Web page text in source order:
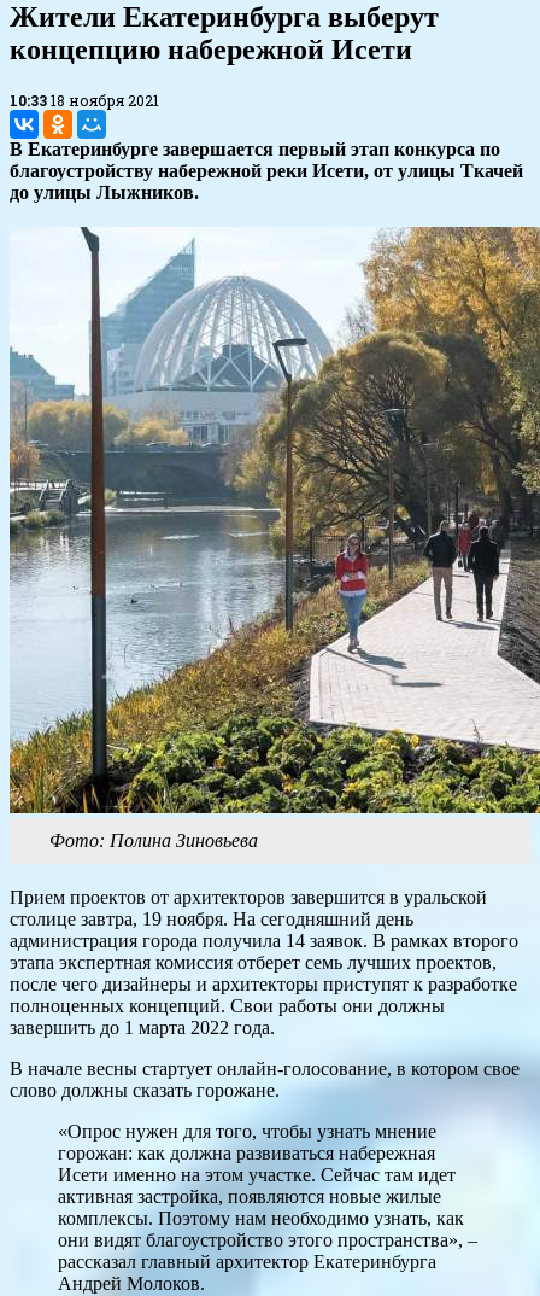
Жители Екатеринбурга выберут
концепцию набережной Исети
10:3318 ноября 2021
В Екатеринбурге завершается первый этап конкурса по
благоустройству набережной реки Исети, от улицы Ткачей
до улицы Лыжников.
Фото: Полина Зиновьева
Прием проектов от архитекторов завершится в уральской
столице завтра, 19 ноября. На сегодняшний день
администрация города получила 14 заявок. В рамках второго
этапа экспертная комиссия отберет семь лучших проектов,
после чего дизайнеры и архитекторы приступят к разработке
полноценных концепций. Свои работы они должны
завершить до 1 марта 2022 года.
В начале весны стартует онлайн-голосование, в котором свое
слово должны сказать горожане.
«Опрос нужен для того, чтобы узнать мнение
горожан: как должна развиваться набережная
Исети именно на этом участке. Сейчас там идет
активная застройка, появляются новые жилые
комплексы. Поэтому нам необходимо узнать, как
они видят благоустройство этого пространства», –
рассказал главный архитектор Екатеринбурга
Андрей Молоков.